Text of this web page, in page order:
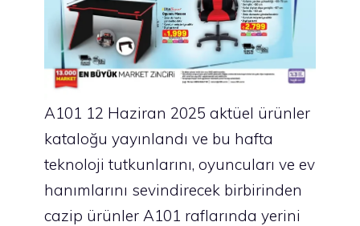
A101 12 Haziran 2025 aktüel ürünler
kataloğu yayınlandı ve bu hafta
teknoloji tutkunlarını, oyuncuları ve ev
hanımlarını sevindirecek birbirinden
cazip ürünler A101 raflarında yerini